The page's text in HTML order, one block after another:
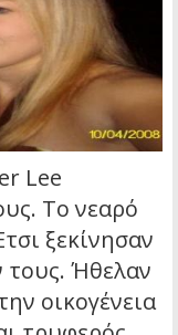
Lee
Το νεαρό
ξεκίνησαν
τους. Ήθελαν
οικογένεια